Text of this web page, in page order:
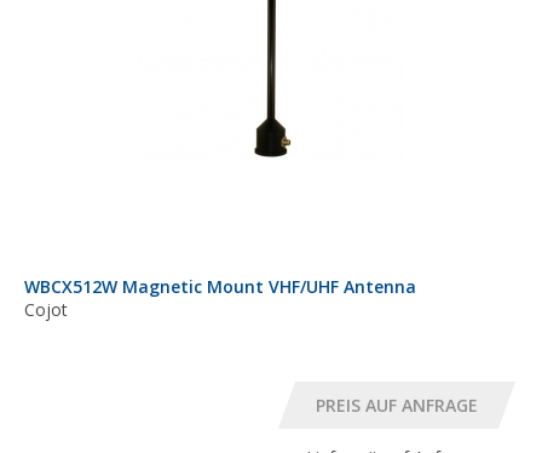
WBCX512W Magnetic Mount VHF/UHF Antenna
Cojot